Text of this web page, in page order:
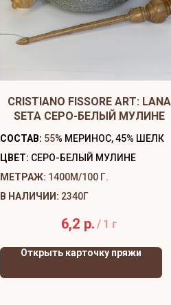
CRISTIANO FISSORE ART: LANA
SETA СЕРО-БЕЛЫЙ МУЛИНЕ
СОСТАВ: 55% МЕРИНОС, 45% ШЕЛК
ЦВЕТ: СЕРО-БЕЛЫЙ МУЛИНЕ
МЕТРАЖ: 1400М/100 Г.
В НАЛИЧИИ: 2340Г
6,2 р. / 1 г
Открыть карточку пряжи